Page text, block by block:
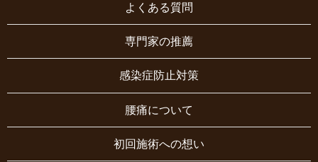
よくある質問
専門家の推薦
感染症防止対策
腰痛について
初回施術への想い